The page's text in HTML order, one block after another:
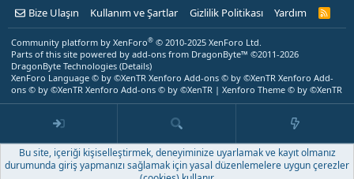
Bize Ulaşın
Kullanım ve Şartlar Gizlilik Politikası Yardım
R
Community platform by XenForo® © 2010-2025 XenForo Ltd.
Parts of this site powered by add-ons from DragonByte™ ©2011-2026
DragonByte Technologies (Details)
XenForo Language © by ©XenTR Xenforo Add-ons © by ©XenTR Xenforo Add-
ons © by ©XenTR Xenforo Add-ons © by ©XenTR | Xenforo Theme © by ©XenTR
Bu site, içeriği kişiselleştirmek, deneyiminize uyarlamak ve kayıt olmanız
durumunda giriş yapmanızı sağlamak için yasal düzenlemelere uygun çerezler